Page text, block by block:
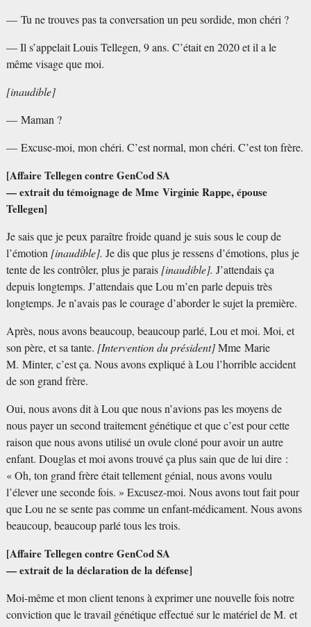
— Tu ne trouves pas ta conversation un peu sordide, mon chéri ?
— Il s’appelait Louis Tellegen, 9 ans. C’était en 2020 et il a le
même visage que moi.
[inaudible]
— Maman ?
— Excuse-moi, mon chéri. C’est normal, mon chéri. C’est ton frère.
[Affaire Tellegen contre GenCod SA
— extrait du témoignage de Mme Virginie Rappe, épouse
Tellegen]
Je sais que je peux paraître froide quand je suis sous le coup de
l’émotion [inaudible]. Je dis que plus je ressens d’émotions, plus je
tente de les contrôler, plus je parais [inaudible]. J’attendais ça
depuis longtemps. J’attendais que Lou m’en parle depuis très
longtemps. Je n’avais pas le courage d’aborder le sujet la première.
Après, nous avons beaucoup, beaucoup parlé, Lou et moi. Moi, et
son père, et sa tante. [Intervention du président]Mme Marie
M. Minter, c’est ça. Nous avons expliqué à Lou l’horrible accident
de son grand frère.
Oui, nous avons dit à Lou que nous n’avions pas les moyens de
nous payer un second traitement génétique et que c’est pour cette
raison que nous avons utilisé un ovule cloné pour avoir un autre
enfant. Douglas et moi avons trouvé ça plus sain que de lui dire :
«Oh, ton grand frère était tellement génial, nous avons voulu
l’élever une seconde fois. » Excusez-moi. Nous avons tout fait pour
que Lou ne se sente pas comme un enfant-médicament. Nous avons
beaucoup, beaucoup parlé tous les trois.
[Affaire Tellegen contre GenCod SA
— extrait de la déclaration de la défense]
Moi-même et mon client tenons à exprimer une nouvelle fois notre
conviction que le travail génétique effectué sur le matériel de M. et